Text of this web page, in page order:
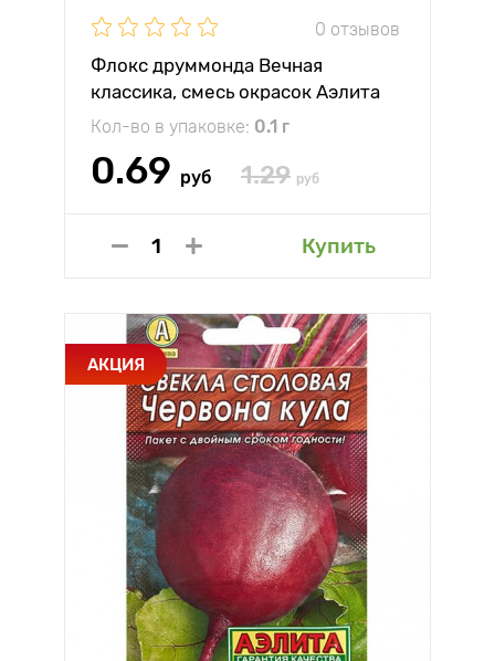
0 отзывов
Флокс друммонда Вечная
классика, смесь окрасок Аэлита
Кол-во в упаковке: 0.1 г
0.69 руб 1.29 руб
Купить
АКЦИЯ